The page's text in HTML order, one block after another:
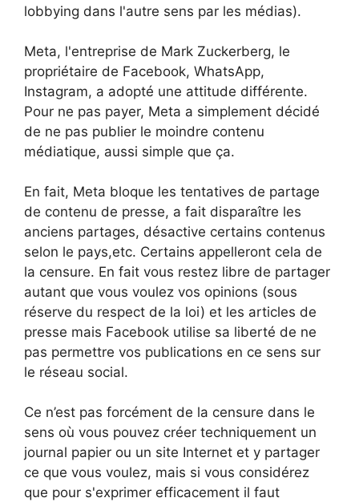
lobbying dans l'autre sens par les médias).
Meta, l'entreprise de Mark Zuckerberg, le
propriétaire de Facebook, WhatsApp,
Instagram, a adopté une attitude différente.
Pour ne pas payer, Meta a simplement décidé
de ne pas publier le moindre contenu
médiatique, aussi simple que ça.
En fait, Meta bloque les tentatives de partage
de contenu de presse, a fait disparaître les
anciens partages, désactive certains contenus
selon le pays,etc. Certains appelleront cela de
la censure. En fait vous restez libre de partager
autant que vous voulez vos opinions (sous
réserve du respect de la loi) et les articles de
presse mais Facebook utilise sa liberté de ne
pas permettre vos publications en ce sens sur
le réseau social.
Ce n’est pas forcément de la censure dans le
sens où vous pouvez créer techniquement un
journal papier ou un site Internet et y partager
ce que vous voulez, mais si vous considérez
que pour s'exprimer efficacement il faut